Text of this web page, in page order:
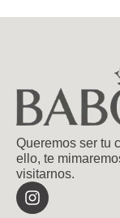
Queremos ser tu
ello, te
visitarnos.